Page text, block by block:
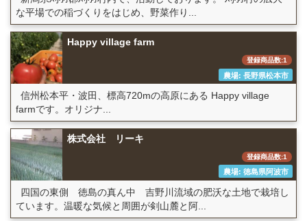
な平場での稲づくりをはじめ、野菜作り...
Happy village farm
登録商品数:1
農場: 長野県松本市
信州松本平・波田、標高720mの高原にある Happy village
farmです。オリジナ...
株式会社 リーキ
登録商品数:1
農場: 徳島県阿波市
四国の東側 徳島の真ん中 吉野川流域の肥沃な土地で栽培し
ています。温暖な気候と周囲が剣山麓と阿...